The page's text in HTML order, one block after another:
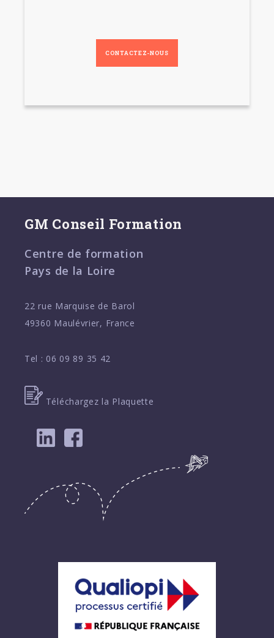
CONTACTEZ-NOUS
GM Conseil Formation
Centre de formation
Pays de la Loire
22 rue Marquise de Barol
49360 Maulévrier, France
Tel : 06 09 89 35 42
Téléchargez la Plaquette